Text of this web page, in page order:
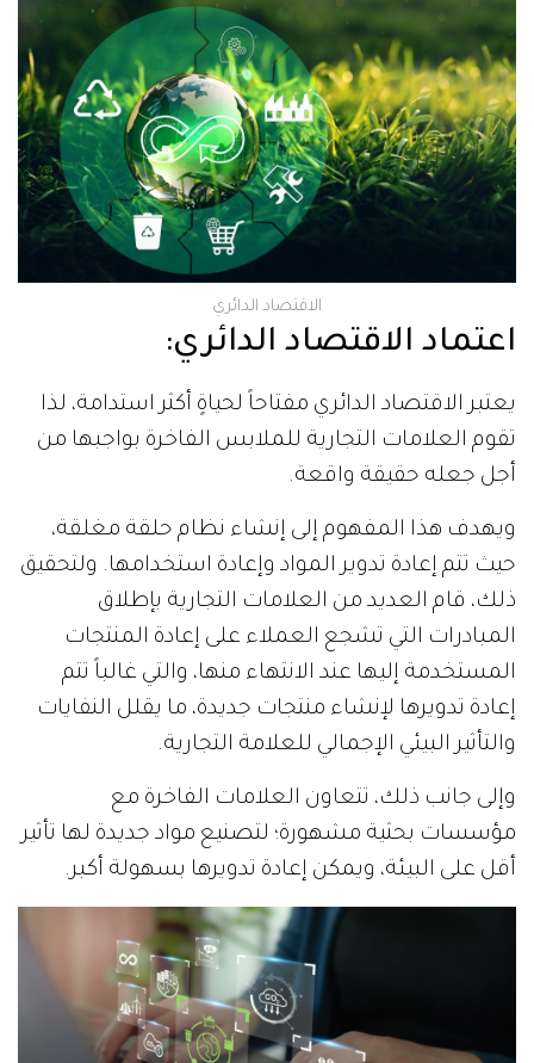
الاقتصاد الدائري
اعتماد الاقتصاد الدائري:
يعتبر الاقتصاد الدائري مفتاحاً لحياةٍ أكثر استدامة، لذا
تقوم العلامات التجارية للملابس الفاخرة بواجبها من
أجل جعله حقيقة واقعة.
ويهدف هذا المفهوم إلى إنشاء نظام حلقة مغلقة،
حيث تتم إعادة تدوير المواد وإعادة استخدامها. ولتحقيق
ذلك، قام العديد من العلامات التجارية بإطلاق
المبادرات التي تشجع العملاء على إعادة المنتجات
المستخدمة إليها عند الانتهاء منها، والتي غالباً تتم
إعادة تدويرها لإنشاء منتجات جديدة، ما يقلل النفايات
والتأثير البيئي الإجمالي للعلامة التجارية.
وإلى جانب ذلك، تتعاون العلامات الفاخرة مع
مؤسسات بحثية مشهورة؛ لتصنيع مواد جديدة لها تأثير
أقل على البيئة، ويمكن إعادة تدويرها بسهولة أكبر.